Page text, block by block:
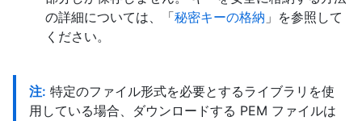
の詳細については、「秘密キーの格納 」を参照して
ください。
注: 特定のファイル形式を必要とするライブラリを使
用している場合、ダウンロードする PEM ファイルは